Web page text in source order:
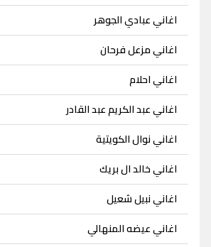
اغاني عبادي الجوهر
اغاني مزعل فرحان
اغاني احلام
اغاني عبد الكريم عبد القادر
اغاني نوال الكويتية
اغاني خالد ال بريك
اغاني نبيل شعيل
اغاني عيضه المنهالي